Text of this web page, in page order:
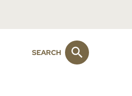
SEARCH